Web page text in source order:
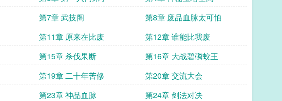
第7章 武技阁
第8章 废品血脉太可怕
第11章 原来在比废
第12章 谁能比我废
第15章 杀伐果断
第16章 大战碧磷蛟王
第19章 二十年苦修
第20章 交流大会
第23章 神品血脉
第24章 剑法对决